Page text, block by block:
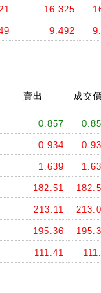
16.325
9.492
賣出 成交
0.857
0.934
1.639
182.51
213.11
195.36
111.41